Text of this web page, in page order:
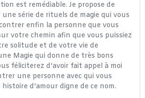
est remédiable. Je propose de
série de rituels de magie qui vous
enfin la personne que vous
votre chemin afin que vous puissiez
solitude et de votre vie de
Magie qui donne de très bons
féliciterez d’avoir fait appel à moi
une personne avec qui vous
d’amour digne de ce nom.